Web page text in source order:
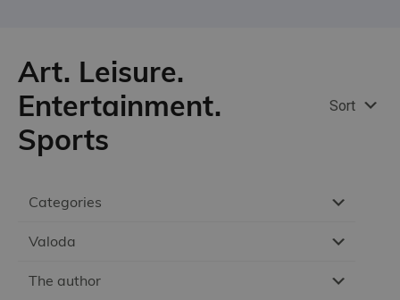
Categories
Valoda
The author
Art. Leisure.
Entertainment.
Sports
Sort